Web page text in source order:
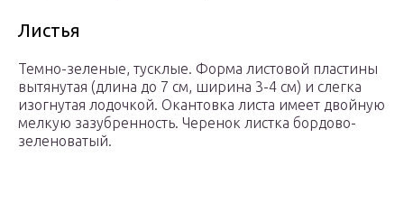
Листья
Темно-зеленые, тусклые. Форма листовой пластины
вытянутая (длина до 7 см, ширина 3-4 см) и слегка
изогнутая лодочкой. Окантовка листа имеет двойную
мелкую зазубренность. Черенок листка бордово-
зеленоватый.